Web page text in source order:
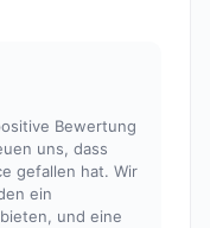
Bewertung
uns, dass
gefallen hat. Wir
ein
und eine